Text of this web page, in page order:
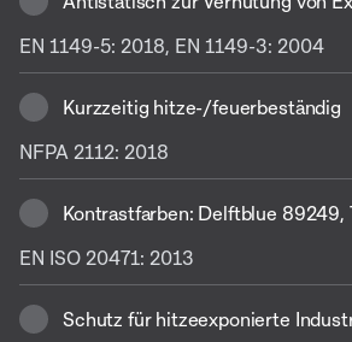
EN 1149-5: 2018, EN 1149-3: 2004
Kurzzeitig hitze-/feuerbeständig
NFPA 2112: 2018
Kontrastfarben: Delftblue
EN ISO 20471: 2013
Schutz für hitzeexponierte